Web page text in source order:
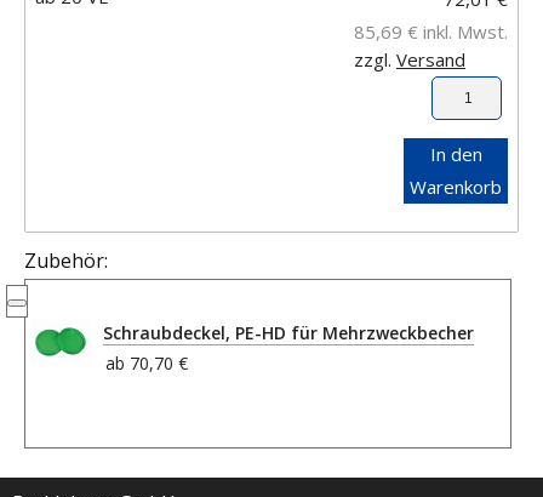
85,69 € inkl. Mwst.
zzgl. Versand
In den
Warenkorb
Zubehör:
Schraubdeckel, PE-HD für Mehrzweckbecher
ab 70,70 €